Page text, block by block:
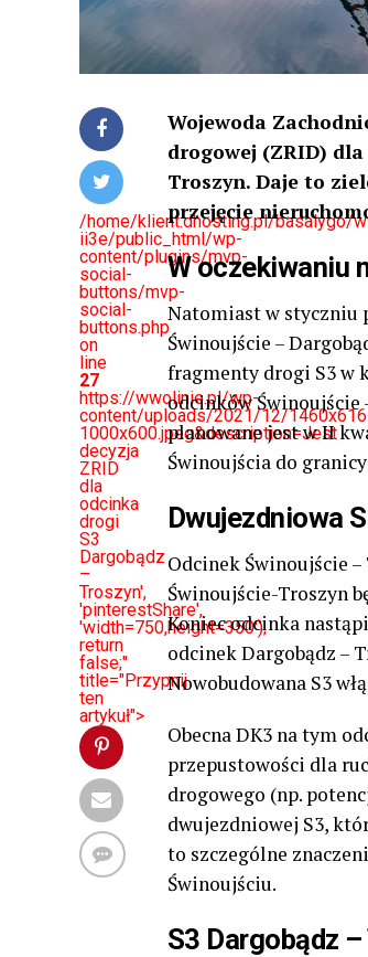
/home/klient.dhosting.pl/basalygo/
ii3e/public_html/wp-
content/plugins/mvp-
social-
buttons/mvp-
social-
buttons.php
on
line
27
https://wwolinie.pl/wp-
content/uploads/2021/12/
1000x600.jpeg&description=Jest
decyzja
ZRID
dla
odcinka
drogi
S3
Dargobądz
–
Troszyn',
'pinterestShare',
'width=750,height=350');
return
false;"
title="Przypnij
ten
artykuł">
Wojewoda
drogowej (ZRID)
Troszyn. Daje to
przejęcie
W oczekiwaniu
Natomiast w styczniu
Świnoujście –
fragmenty drogi S3 w
odcinków Świnoujście
planowane jest w II
Świnoujścia do
Dwujezdniowa
Odcinek Świnoujście
Świnoujście-Troszyn
Koniec odcinka
odcinek Dargobądz –
Nowobudowana S3
Obecna DK3 na tym
przepustowości dla
drogowego (np.
dwujezdniowej S3,
to szczególne
Świnoujściu.
S3 Dargobądz